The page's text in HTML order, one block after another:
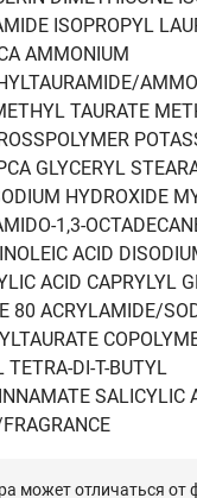
ISOPROPYL
AMMONIUM
TAURATE
GLYCERYL
HYDROXIDE
1,3-
ACID
ACID CAPRYLYL
80 ACRYLAMIDE/
TETRA-DI-T-BUTYL
SALICYLIC
может отличаться от